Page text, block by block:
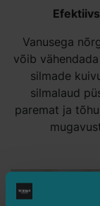
Vanusega
võib
silmade
silmalaud
paremat ja